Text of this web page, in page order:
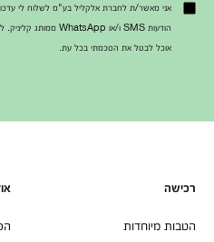
אני מאשר/ת לחברת אלקליל בע"מ לשלוח לי
הודעות SMS ו/או WhatsApp ממותג קליניק. לפרטים נוספים ראה/י
אוכל לבטל את הסכמתי בכל עת.
רכישה
הטבות מיוחדות